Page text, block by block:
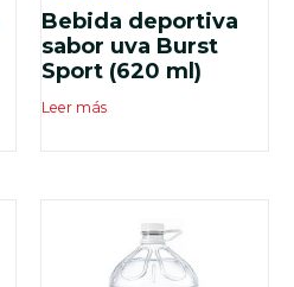
Valorado
en
5.00
de 5
Bebida deportiva
sabor uva Burst
Sport (620 ml)
Leer más